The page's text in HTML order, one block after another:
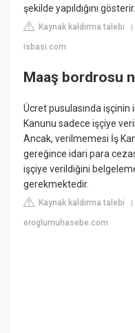
şekilde yapıldığını gösterir.
Kaynak kaldırma talebi
isbasi.com
Maaş bordrosu
Ücret pusulasında işçinin
Kanunu sadece işçiye
Ancak, verilmemesi İş
gereğince idari para
işçiye verildiğini
gerekmektedir.
Kaynak kaldırma talebi
eroglumuhasebe.com